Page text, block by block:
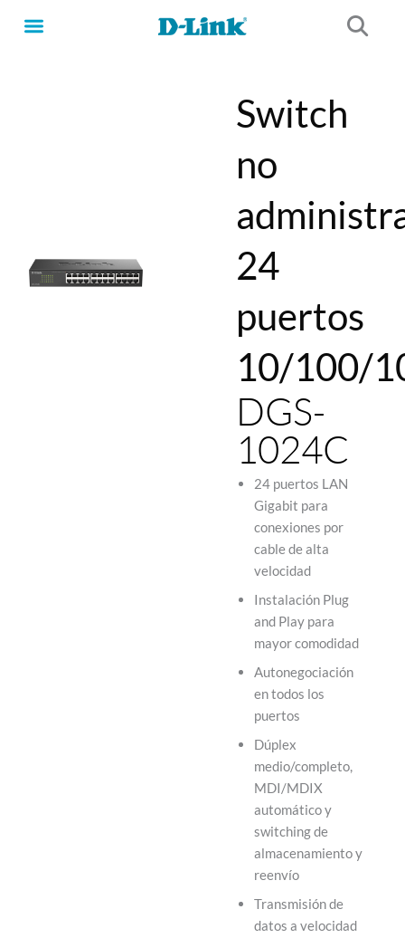
Switch
no
24
puertos
10/100/
DGS-
1024C
24 puertos LAN
Gigabit para
conexiones por
cable de alta
velocidad
Instalación Plug
and Play para
mayor comodidad
Autonegociación
en todos los
puertos
Dúplex
medio/completo,
MDI/MDIX
automático y
switching de
almacenamiento y
reenvío
Transmisión de
datos a velocidad